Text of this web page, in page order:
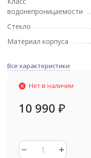
водонепроницаемости
Стекло
Материал корпуса
Все характеристики
Нет в наличии
10 990 ₽